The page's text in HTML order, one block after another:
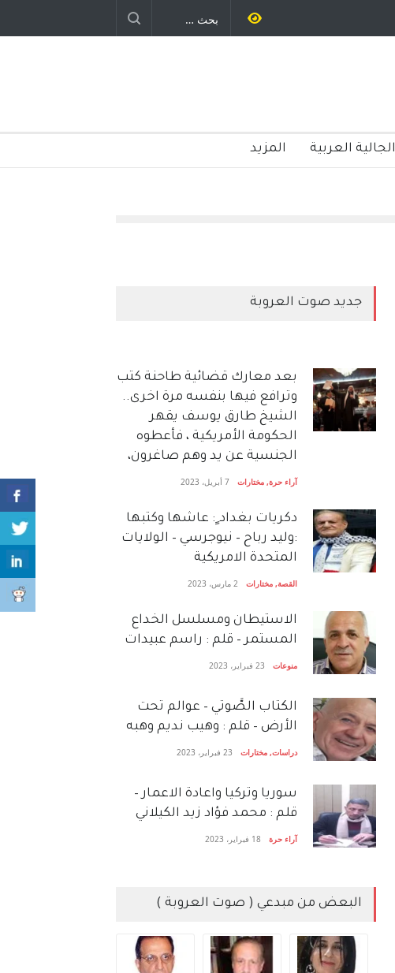
الجالية العربية المزيد
جديد صوت العروبة
بعد معارك قضائية طاحنة كتب
وترافع فيها بنفسه مرة اخرى..
الشيخ طارق يوسف يقهر
الحكومة الأمريكية ، فأعطوه
الجنسية عن يد وهم صاغرون،
آراء حرة, مختارات 7 أبريل، 2023
دكريات بغداد ٍ: عاشها وكتبها
:وليد رباح – نيوجرسي – الولايات
المتحدة الامريكية
القصة, مختارات 2 مارس، 2023
الاستيطان ومسلسل الخداع
المستمر – قلم : راسم عبيدات
منوعات 23 فبراير، 2023
الكتاب الصَّوتي – عوالم تحت
الأرض – قلم : وهيب نديم وهبه
دراسات, مختارات 23 فبراير، 2023
سوريا وتركيا واعادة الاعمار –
قلم : محمد فؤاد زيد الكيلاني
آراء حرة 18 فبراير، 2023
البعض من مبدعي ( صوت العروبة )